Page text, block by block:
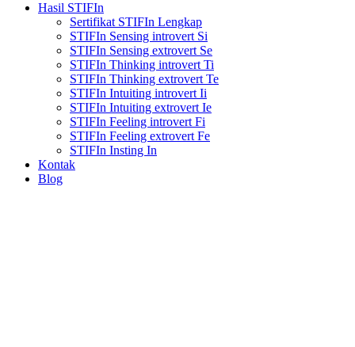
Hasil STIFIn
Sertifikat STIFIn Lengkap
STIFIn Sensing introvert Si
STIFIn Sensing extrovert Se
STIFIn Thinking introvert Ti
STIFIn Thinking extrovert Te
STIFIn Intuiting introvert Ii
STIFIn Intuiting extrovert Ie
STIFIn Feeling introvert Fi
STIFIn Feeling extrovert Fe
STIFIn Insting In
Kontak
Blog